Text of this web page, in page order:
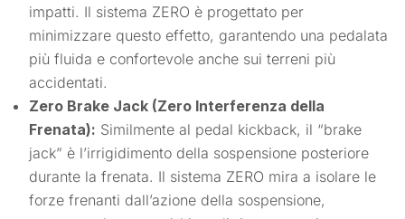
impatti. Il sistema ZERO è progettato per
minimizzare questo effetto, garantendo una pedalata
più fluida e confortevole anche sui terreni più
accidentati.
Zero Brake Jack (Zero Interferenza della
Frenata): Similmente al pedal kickback, il “brake
jack” è l’irrigidimento della sospensione posteriore
durante la frenata. Il sistema ZERO mira a isolare le
forze frenanti dall’azione della sospensione,